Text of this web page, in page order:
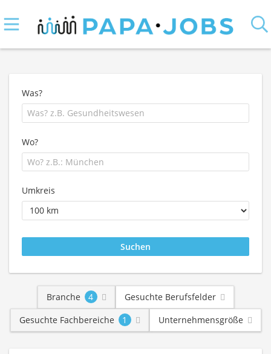
Was?
Wo?
Umkreis
Branche 4
Gesuchte Berufsfelder
Gesuchte Fachbereiche
1 Unternehmensgröße